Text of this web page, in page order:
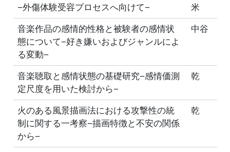
−外傷体験受容プロセスへ向けて−
米
音楽作品の感情的性格と被験者の感情状
態について−好き嫌いおよびジャンルによ
る変動−
中谷
音楽聴取と感情状態の基礎研究−感情価測
定尺度を用いた検討から−
乾
火のある風景描画法における攻撃性の統
制に関する一考察−描画特徴と不安の関係
から−
乾